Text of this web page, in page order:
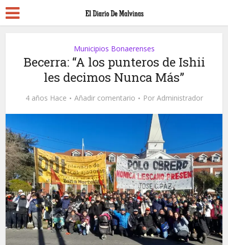
Municipios Bonaerenses
Becerra: “A los punteros de Ishii
les decimos Nunca Más”
4 años Hace Añadir comentario Por Administrador